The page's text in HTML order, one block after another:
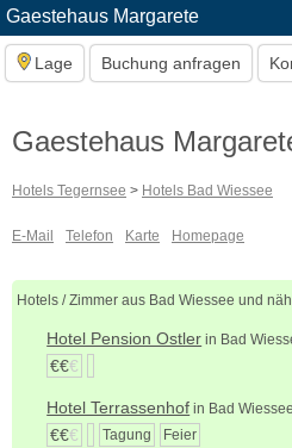
Gaestehaus Margarete
Lage Buchung anfragen
Gaestehaus
Hotels Tegernsee > Hotels Bad Wiessee
E-Mail Telefon Karte Homepage
Hotels / Zimmer aus Bad Wiessee und
Hotel Pension Ostler in Bad
€€€
Hotel Terrassenhof in Bad Wiessee
€€€ Tagung Feier